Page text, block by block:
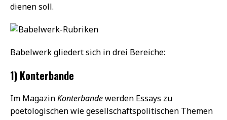
dienen soll.
Babelwerk gliedert sich in drei Bereiche:
1) Konterbande
Im MagazinKonterbandewerden Essays zu
poetologischen wie gesellschaftspolitischen Themen